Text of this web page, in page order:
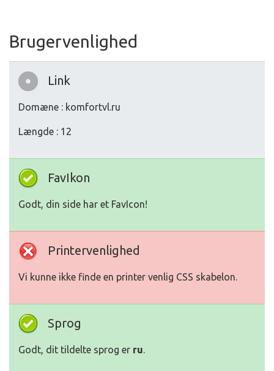
Brugervenlighed
Link
Domæne : komfortvl.ru
Længde : 12
FavIkon
Godt, din side har et FavIcon!
Printervenlighed
Vi kunne ikke finde en printer venlig CSS skabelon.
Sprog
Godt, dit tildelte sprog er ru.